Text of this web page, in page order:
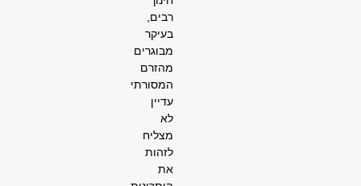
רבים,
בעיקר
מבוגרים
מהזרם
המסורתי
עדיין
לא
מצליח
לזהות
את